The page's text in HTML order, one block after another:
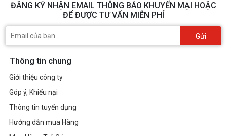
ĐĂNG KÝ NHẬN EMAIL THÔNG BÁO KHUYẾN MẠI HOẶC
ĐỂ ĐƯỢC TƯ VẤN MIỄN PHÍ
Gửi
Thông tin chung
Giới thiệu công ty
Góp ý, Khiếu nại
Thông tin tuyển dụng
Hướng dẫn mua Hàng